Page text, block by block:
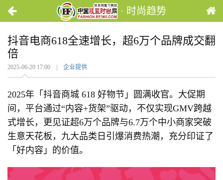
· 时尚趋势
抖音电商618全速增长，超6万个品牌成交翻
倍
2025-06-20 17:00 | 企业提供
2025年「抖音商城 618 好物节」圆满收官。大促期
间，平台通过“内容+货架”驱动，不仅实现GMV跨越
式增长，更见证超6万个品牌与6.7万个中小商家突破
生意天花板，九大品类日引爆消费热潮，充分印证了
「好内容」的价值。